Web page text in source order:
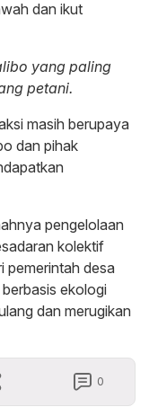
dan ikut
yang paling
petani.
masih berupaya
dan pihak
pengelolaan
kolektif
pemerintah desa
ekologi
dan merugikan
0